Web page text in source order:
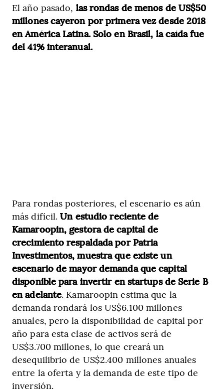
El año pasado, las rondas de menos de US$50
millones cayeron por primera vez desde 2018
en América Latina. Solo en Brasil, la caída fue
del 41% interanual.
Para rondas posteriores, el escenario es aún
más difícil.Un estudio reciente de
Kamaroopin, gestora de capital de
crecimiento respaldada por Patria
Investimentos, muestra que existe un
escenario de mayor demanda que capital
disponible para invertir en startups de Serie B
en adelante. Kamaroopin estima que la
demanda rondará los US$6.100 millones
anuales, pero la disponibilidad de capital por
año para esta clase de activos será de
US$3.700 millones, lo que creará un
desequilibrio de US$2.400 millones anuales
entre la oferta y la demanda de este tipo de
inversión.